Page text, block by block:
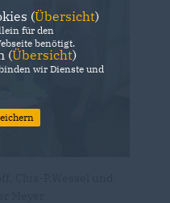
(Übersicht)
für den
benötigt.
(Übersicht)
wir Dienste und